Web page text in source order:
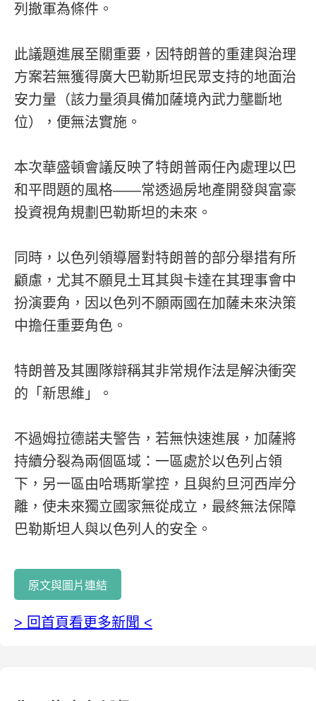
列撤軍為條件。
此議題進展至關重要，因特朗普的重建與治理
方案若無獲得廣大巴勒斯坦民眾支持的地面治
安力量（該力量須具備加薩境內武力壟斷地
位），便無法實施。
本次華盛頓會議反映了特朗普兩任內處理以巴
和平問題的風格——常透過房地產開發與富豪
投資視角規劃巴勒斯坦的未來。
同時，以色列領導層對特朗普的部分舉措有所
顧慮，尤其不願見土耳其與卡達在其理事會中
扮演要角，因以色列不願兩國在加薩未來決策
中擔任重要角色。
特朗普及其團隊辯稱其非常規作法是解決衝突
的「新思維」。
不過姆拉德諾夫警告，若無快速進展，加薩將
持續分裂為兩個區域：一區處於以色列占領
下，另一區由哈瑪斯掌控，且與約旦河西岸分
離，使未來獨立國家無從成立，最終無法保障
巴勒斯坦人與以色列人的安全。
原文與圖片連結
> 回首頁看更多新聞 <